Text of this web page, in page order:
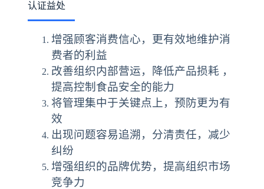
认证益处
增强顾客消费信心，更有效地维护消
费者的利益
改善组织内部营运，降低产品损耗 ，
提高控制食品安全的能力
将管理集中于关键点上，预防更为有
效
出现问题容易追溯，分清责任，减少
纠纷
增强组织的品牌优势，提高组织市场
竞争力